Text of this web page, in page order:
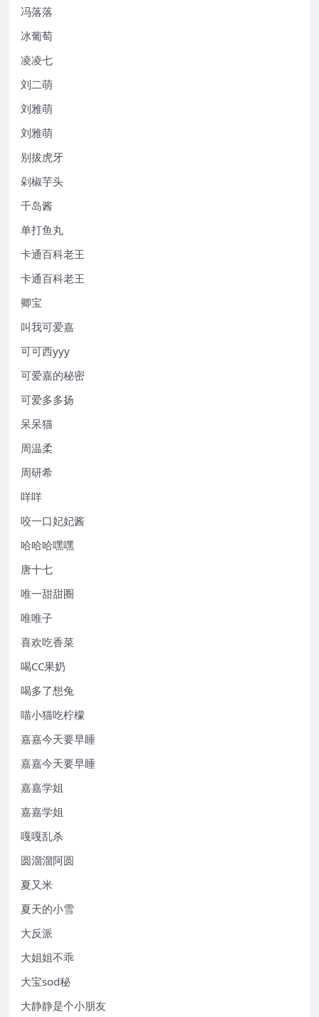
冯落落
冰葡萄
凌凌七
刘二萌
刘雅萌
刘雅萌
别拔虎牙
剁椒芋头
千岛酱
单打鱼丸
卡通百科老王
卡通百科老王
卿宝
叫我可爱嘉
可可西yyy
可爱嘉的秘密
可爱多多扬
呆呆猫
周温柔
周研希
咩咩
咬一口妃妃酱
哈哈哈嘿嘿
唐十七
唯一甜甜圈
唯唯子
喜欢吃香菜
喝CC果奶
喝多了想兔
喵小猫吃柠檬
嘉嘉今天要早睡
嘉嘉今天要早睡
嘉嘉学姐
嘉嘉学姐
嘎嘎乱杀
圆溜溜阿圆
夏又米
夏天的小雪
大反派
大姐姐不乖
大宝sod秘
大静静是个小朋友